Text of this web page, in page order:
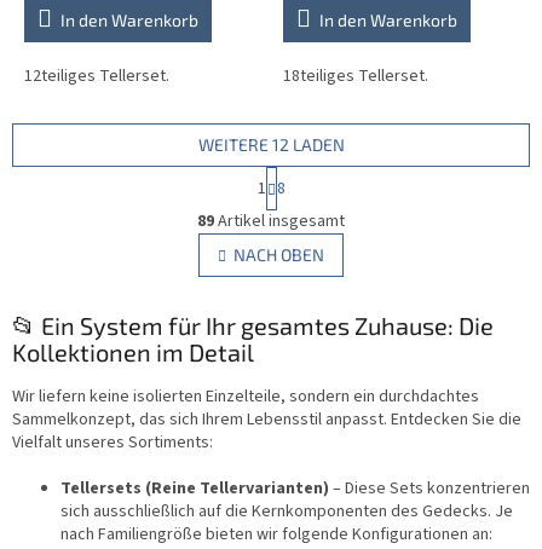
In den Warenkorb
12teiliges Tellerset.
In den Warenkorb
18teiliges Tellerset.
S
t
e
u
r
e
m
t
e
d
WEITERE 12 LADEN
a
g
i
n
i
r
u
1 8
89Artikel insgesamt
NACH OBEN
📂 Ein System für Ihr gesamtes Zuhause: Die
Kollektionen im Detail
Wir liefern keine isolierten Einzelteile, sondern ein durchdachtes
Sammelkonzept, das sich Ihrem Lebensstil anpasst. Entdecken Sie die
Vielfalt unseres Sortiments:
Tellersets (Reine Tellervarianten) – Diese Sets konzentrieren
sich ausschließlich auf die Kernkomponenten des Gedecks. Je
nach Familiengröße bieten wir folgende Konfigurationen an: